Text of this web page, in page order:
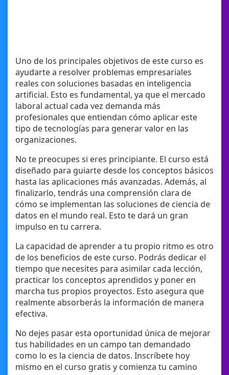
Uno de los principales objetivos de este curso es
ayudarte a resolver problemas empresariales
reales con soluciones basadas en inteligencia
artificial. Esto es fundamental, ya que el mercado
laboral actual cada vez demanda más
profesionales que entiendan cómo aplicar este
tipo de tecnologías para generar valor en las
organizaciones.
No te preocupes si eres principiante. El curso está
diseñado para guiarte desde los conceptos básicos
hasta las aplicaciones más avanzadas. Además, al
finalizarlo, tendrás una comprensión clara de
cómo se implementan las soluciones de ciencia de
datos en el mundo real. Esto te dará un gran
impulso en tu carrera.
La capacidad de aprender a tu propio ritmo es otro
de los beneficios de este curso. Podrás dedicar el
tiempo que necesites para asimilar cada lección,
practicar los conceptos aprendidos y poner en
marcha tus propios proyectos. Esto asegura que
realmente absorberás la información de manera
efectiva.
No dejes pasar esta oportunidad única de mejorar
tus habilidades en un campo tan demandado
como lo es la ciencia de datos. Inscríbete hoy
mismo en el curso gratis y comienza tu camino